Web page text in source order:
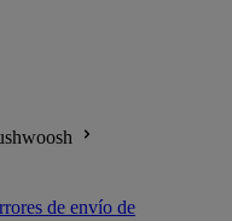
de envío de